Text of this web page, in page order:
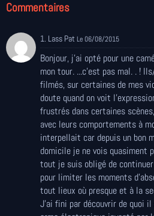
Commentaires
1. Lass Pat Le 06/08/2015
Bonjour, j'ai opté pour une
mon tour. ...c'est pas mal. . !
filmés, sur certaines de mes
doute quand on voit
frustrés dans certaines
avec leurs comportements à
interpellait car depuis un bon
domicile je ne vois quasiment
tout je suis obligé de
pour limiter les moments
tout lieux où presque et à la
J'ai fini par découvrir de quoi